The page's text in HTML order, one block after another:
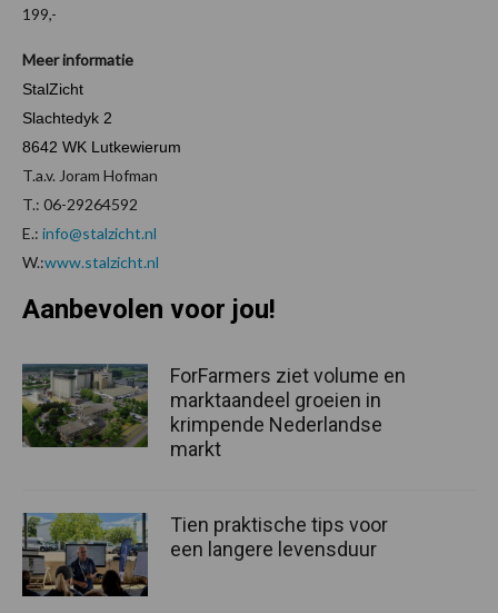
199,-
Meer informatie
StalZicht
Slachtedyk 2
8642 WK Lutkewierum
T.a.v. Joram Hofman
T.: 06-29264592
E.: info@stalzicht.nl
W.:www.stalzicht.nl
Aanbevolen voor jou!
ForFarmers ziet volume en
marktaandeel groeien in
krimpende Nederlandse
markt
Tien praktische tips voor
een langere levensduur